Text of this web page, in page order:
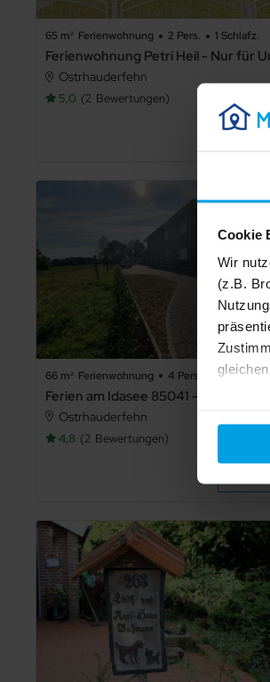
Cookie
Wir
(z.B.
65 m² Ferienwohnung 2 Pers. 1 Schlafz.
Ostrhauderfehn
5,0 2 Bewertungen
Details
66 m² Ferienwohnung 4 Pers. 1 Schlafz.
Ostrhauderfehn
4,8 2 Bewertungen